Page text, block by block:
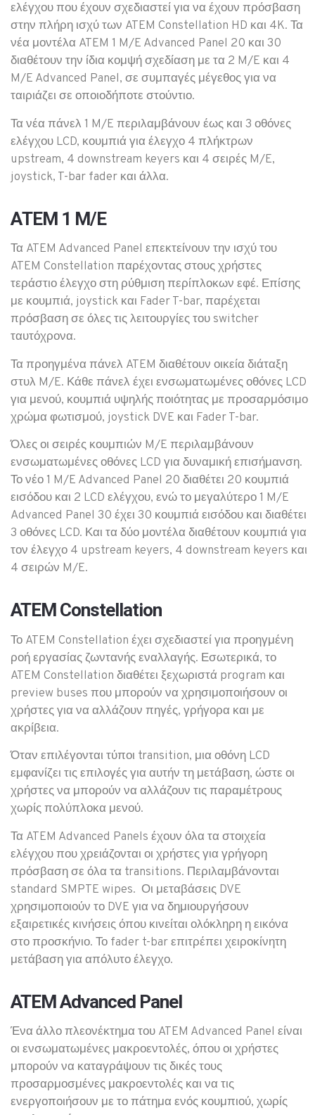
ελέγχου που έχουν σχεδιαστεί για να έχουν πρόσβαση
στην πλήρη ισχύ των ATEM Constellation HD και 4K. Τα
νέα μοντέλα ATEM 1 M/E Advanced Panel 20 και 30
διαθέτουν την ίδια κομψή σχεδίαση με τα 2 M/E και 4
M/E Advanced Panel, σε συμπαγές μέγεθος για να
ταιριάζει σε οποιοδήποτε στούντιο.
Τα νέα πάνελ 1 M/E περιλαμβάνουν έως και 3 οθόνες
ελέγχου LCD, κουμπιά για έλεγχο 4 πλήκτρων
upstream, 4 downstream keyers και 4 σειρές M/E,
joystick, T-bar fader και άλλα.
ΑΤΕΜ 1 Μ/Ε
Τα ATEM Advanced Panel επεκτείνουν την ισχύ του
ATEM Constellation παρέχοντας στους χρήστες
τεράστιο έλεγχο στη ρύθμιση περίπλοκων εφέ. Επίσης
με κουμπιά, joystick και Fader T-bar, παρέχεται
πρόσβαση σε όλες τις λειτουργίες του switcher
ταυτόχρονα.
Τα προηγμένα πάνελ ATEM διαθέτουν οικεία διάταξη
στυλ M/E. Κάθε πάνελ έχει ενσωματωμένες οθόνες LCD
για μενού, κουμπιά υψηλής ποιότητας με προσαρμόσιμο
χρώμα φωτισμού, joystick DVE και Fader T-bar.
Όλες οι σειρές κουμπιών M/E περιλαμβάνουν
ενσωματωμένες οθόνες LCD για δυναμική επισήμανση.
Το νέο 1 M/E Advanced Panel 20 διαθέτει 20 κουμπιά
εισόδου και 2 LCD ελέγχου, ενώ το μεγαλύτερο 1 M/E
Advanced Panel 30 έχει 30 κουμπιά εισόδου και διαθέτει
3 οθόνες LCD. Και τα δύο μοντέλα διαθέτουν κουμπιά για
τον έλεγχο 4 upstream keyers, 4 downstream keyers και
4 σειρών M/E.
ATEM Constellation
Το ATEM Constellation έχει σχεδιαστεί για προηγμένη
ροή εργασίας ζωντανής εναλλαγής. Εσωτερικά, το
ATEM Constellation διαθέτει ξεχωριστά program και
preview buses που μπορούν να χρησιμοποιήσουν οι
χρήστες για να αλλάζουν πηγές, γρήγορα και με
ακρίβεια.
Όταν επιλέγονται τύποι transition, μια οθόνη LCD
εμφανίζει τις επιλογές για αυτήν τη μετάβαση, ώστε οι
χρήστες να μπορούν να αλλάζουν τις παραμέτρους
χωρίς πολύπλοκα μενού.
Τα ATEM Advanced Panels έχουν όλα τα στοιχεία
ελέγχου που χρειάζονται οι χρήστες για γρήγορη
πρόσβαση σε όλα τα transitions. Περιλαμβάνονται
standard SMPTE wipes. Οι μεταβάσεις DVE
χρησιμοποιούν το DVE για να δημιουργήσουν
εξαιρετικές κινήσεις όπου κινείται ολόκληρη η εικόνα
στο προσκήνιο. Το fader t-bar επιτρέπει χειροκίνητη
μετάβαση για απόλυτο έλεγχο.
ATEM Advanced Panel
Ένα άλλο πλεονέκτημα του ATEM Advanced Panel είναι
οι ενσωματωμένες μακροεντολές, όπου οι χρήστες
μπορούν να καταγράψουν τις δικές τους
προσαρμοσμένες μακροεντολές και να τις
ενεργοποιήσουν με το πάτημα ενός κουμπιού, χωρίς